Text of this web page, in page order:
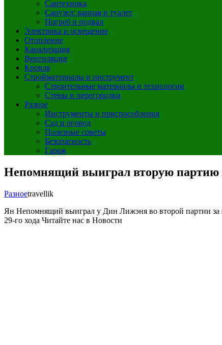
Сантехника
Санузел: ванная и туалет
Погреб и подвал
Электрика и освещение
Отопление
Канализация
Вентиляция
Кровля
Стройматериалы и инструмент
Строительные материалы и технологии
Стены и перегородки
Разное
Инструменты и приспособления
Сад и огород
Полезные советы
Безопасность
Гараж
Непомнящий выиграл вторую
Разноеtravellik
Ян Непомнящий выиграл у Дин Лижэня во второй партии
29-го хода Читайте нас в Новости